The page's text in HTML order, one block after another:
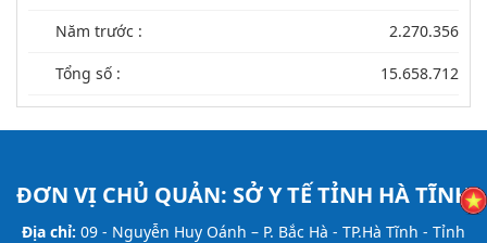
Năm trước : 2.270.356
Tổng số : 15.658.712
ĐƠN VỊ CHỦ QUẢN: SỞ Y TẾ TỈNH HÀ TĨNH
Địa chỉ: 09 - Nguyễn Huy Oánh – P. Bắc Hà - TP.Hà Tĩnh - Tỉnh